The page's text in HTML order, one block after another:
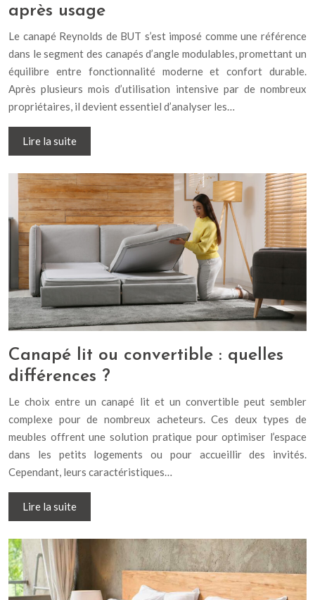
après usage
Le canapé Reynolds de BUT s’est imposé comme une référence
dans le segment des canapés d’angle modulables, promettant un
équilibre entre fonctionnalité moderne et confort durable.
Après plusieurs mois d’utilisation intensive par de nombreux
propriétaires, il devient essentiel d’analyser les…
Lire la suite
Canapé lit ou convertible : quelles
différences ?
Le choix entre un canapé lit et un convertible peut sembler
complexe pour de nombreux acheteurs. Ces deux types de
meubles offrent une solution pratique pour optimiser l’espace
dans les petits logements ou pour accueillir des invités.
Cependant, leurs caractéristiques…
Lire la suite